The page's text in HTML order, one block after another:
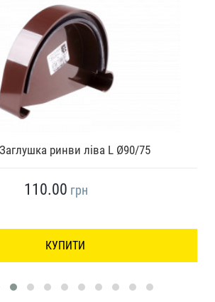
ринви ліва L Ø90/75
110.00 грн
КУПИТИ